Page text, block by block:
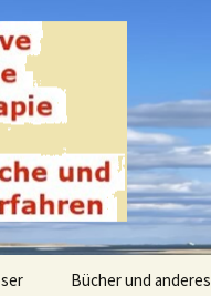
Bücher und anderes